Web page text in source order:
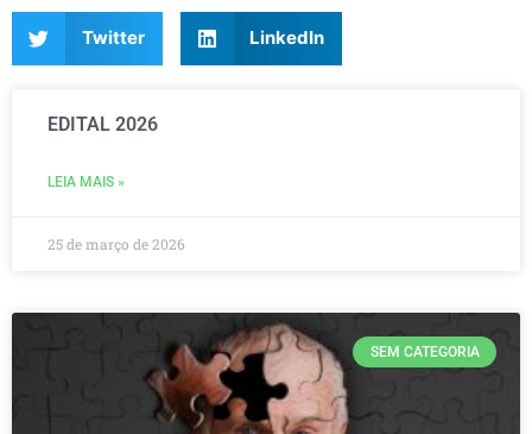
Twitter LinkedIn
EDITAL 2026
LEIA MAIS »
25 de março de 2026
SEM CATEGORIA